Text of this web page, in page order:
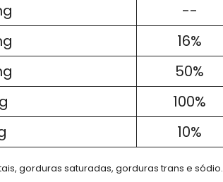
--
16%
50%
100%
10%
gorduras saturadas, gorduras trans e sódio.